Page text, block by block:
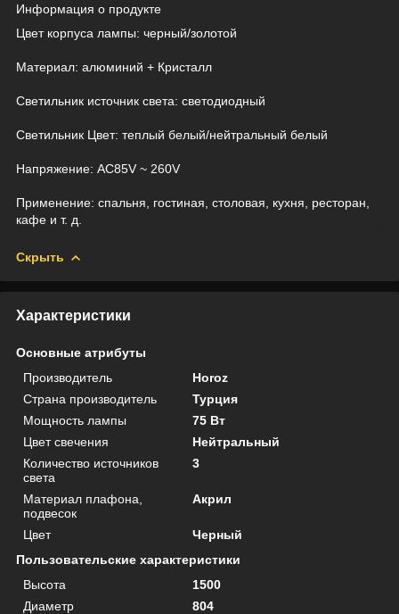
Информация о продукте
Цвет корпуса лампы: черный/золотой
Материал: алюминий + Кристалл
Светильник источник света: светодиодный
Светильник Цвет: теплый белый/нейтральный белый
Напряжение: AC85V ~ 260V
Применение: спальня, гостиная, столовая, кухня, ресторан,
кафе и т. д.
Скрыть
Характеристики
Основные атрибуты
Производитель
Horoz
Страна производитель
Турция
Мощность лампы
75 Вт
Цвет свечения
Нейтральный
Количество источников
света
3
Материал плафона,
подвесок
Акрил
Цвет
Черный
Пользовательские характеристики
Высота
1500
Диаметр
804